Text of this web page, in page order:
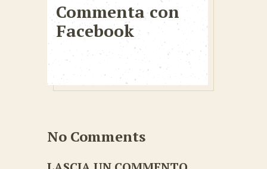
Commenta con
Facebook
No Comments